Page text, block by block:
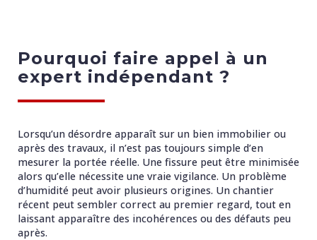
Pourquoi faire appel à un
expert indépendant ?
Lorsqu’un désordre apparaît sur un bien immobilier ou
après des travaux, il n’est pas toujours simple d’en
mesurer la portée réelle. Une fissure peut être minimisée
alors qu’elle nécessite une vraie vigilance. Un problème
d’humidité peut avoir plusieurs origines. Un chantier
récent peut sembler correct au premier regard, tout en
laissant apparaître des incohérences ou des défauts peu
après.